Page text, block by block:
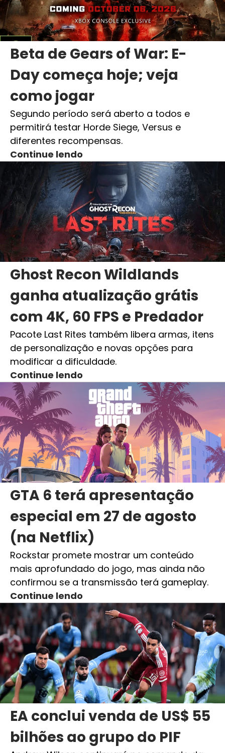
Beta de Gears of War: E-
Day começa hoje; veja
como jogar
Segundo período será aberto a todos e
permitirá testar Horde Siege, Versus e
diferentes recompensas.
Continue lendo
Ghost Recon Wildlands
ganha atualização grátis
com 4K, 60 FPS e Predador
Pacote Last Rites também libera armas, itens
de personalização e novas opções para
modificar a dificuldade.
Continue lendo
GTA 6 terá apresentação
especial em 27 de agosto
(na Netflix)
Rockstar promete mostrar um conteúdo
mais aprofundado do jogo, mas ainda não
confirmou se a transmissão terá gameplay.
Continue lendo
EA conclui venda de US$ 55
bilhões ao grupo do PIF